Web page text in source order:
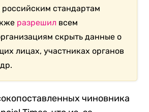
российским стандартам
разрешил всем
скрыть данные о
лицах, участниках органов
чиновника